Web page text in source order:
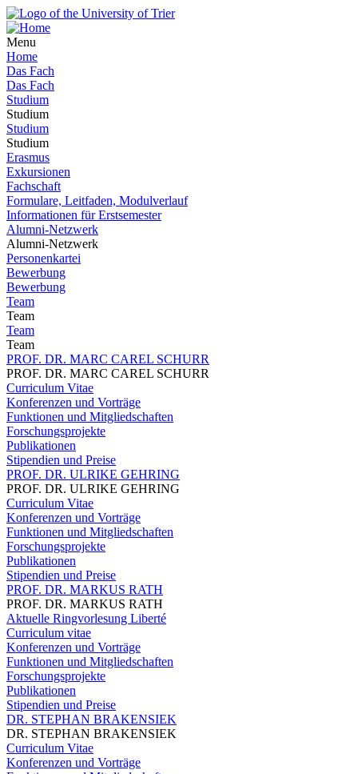
Menu
Home
Das Fach
Das Fach
Studium
Studium
Studium
Studium
Erasmus
Exkursionen
Fachschaft
Formulare, Leitfaden, Modulverlauf
Informationen für Erstsemester
Alumni-Netzwerk
Alumni-Netzwerk
Personenkartei
Bewerbung
Bewerbung
Team
Team
Team
Team
PROF. DR. MARC CAREL SCHURR
PROF. DR. MARC CAREL SCHURR
Curriculum Vitae
Konferenzen und Vorträge
Funktionen und Mitgliedschaften
Forschungsprojekte
Publikationen
Stipendien und Preise
PROF. DR. ULRIKE GEHRING
PROF. DR. ULRIKE GEHRING
Curriculum Vitae
Konferenzen und Vorträge
Funktionen und Mitgliedschaften
Forschungsprojekte
Publikationen
Stipendien und Preise
PROF. DR. MARKUS RATH
PROF. DR. MARKUS RATH
Aktuelle Ringvorlesung Liberté
Curriculum vitae
Konferenzen und Vorträge
Funktionen und Mitgliedschaften
Forschungsprojekte
Publikationen
Stipendien und Preise
DR. STEPHAN BRAKENSIEK
DR. STEPHAN BRAKENSIEK
Curriculum Vitae
Konferenzen und Vorträge